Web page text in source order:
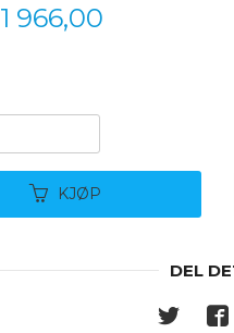
1 966,00
KJØP
DEL